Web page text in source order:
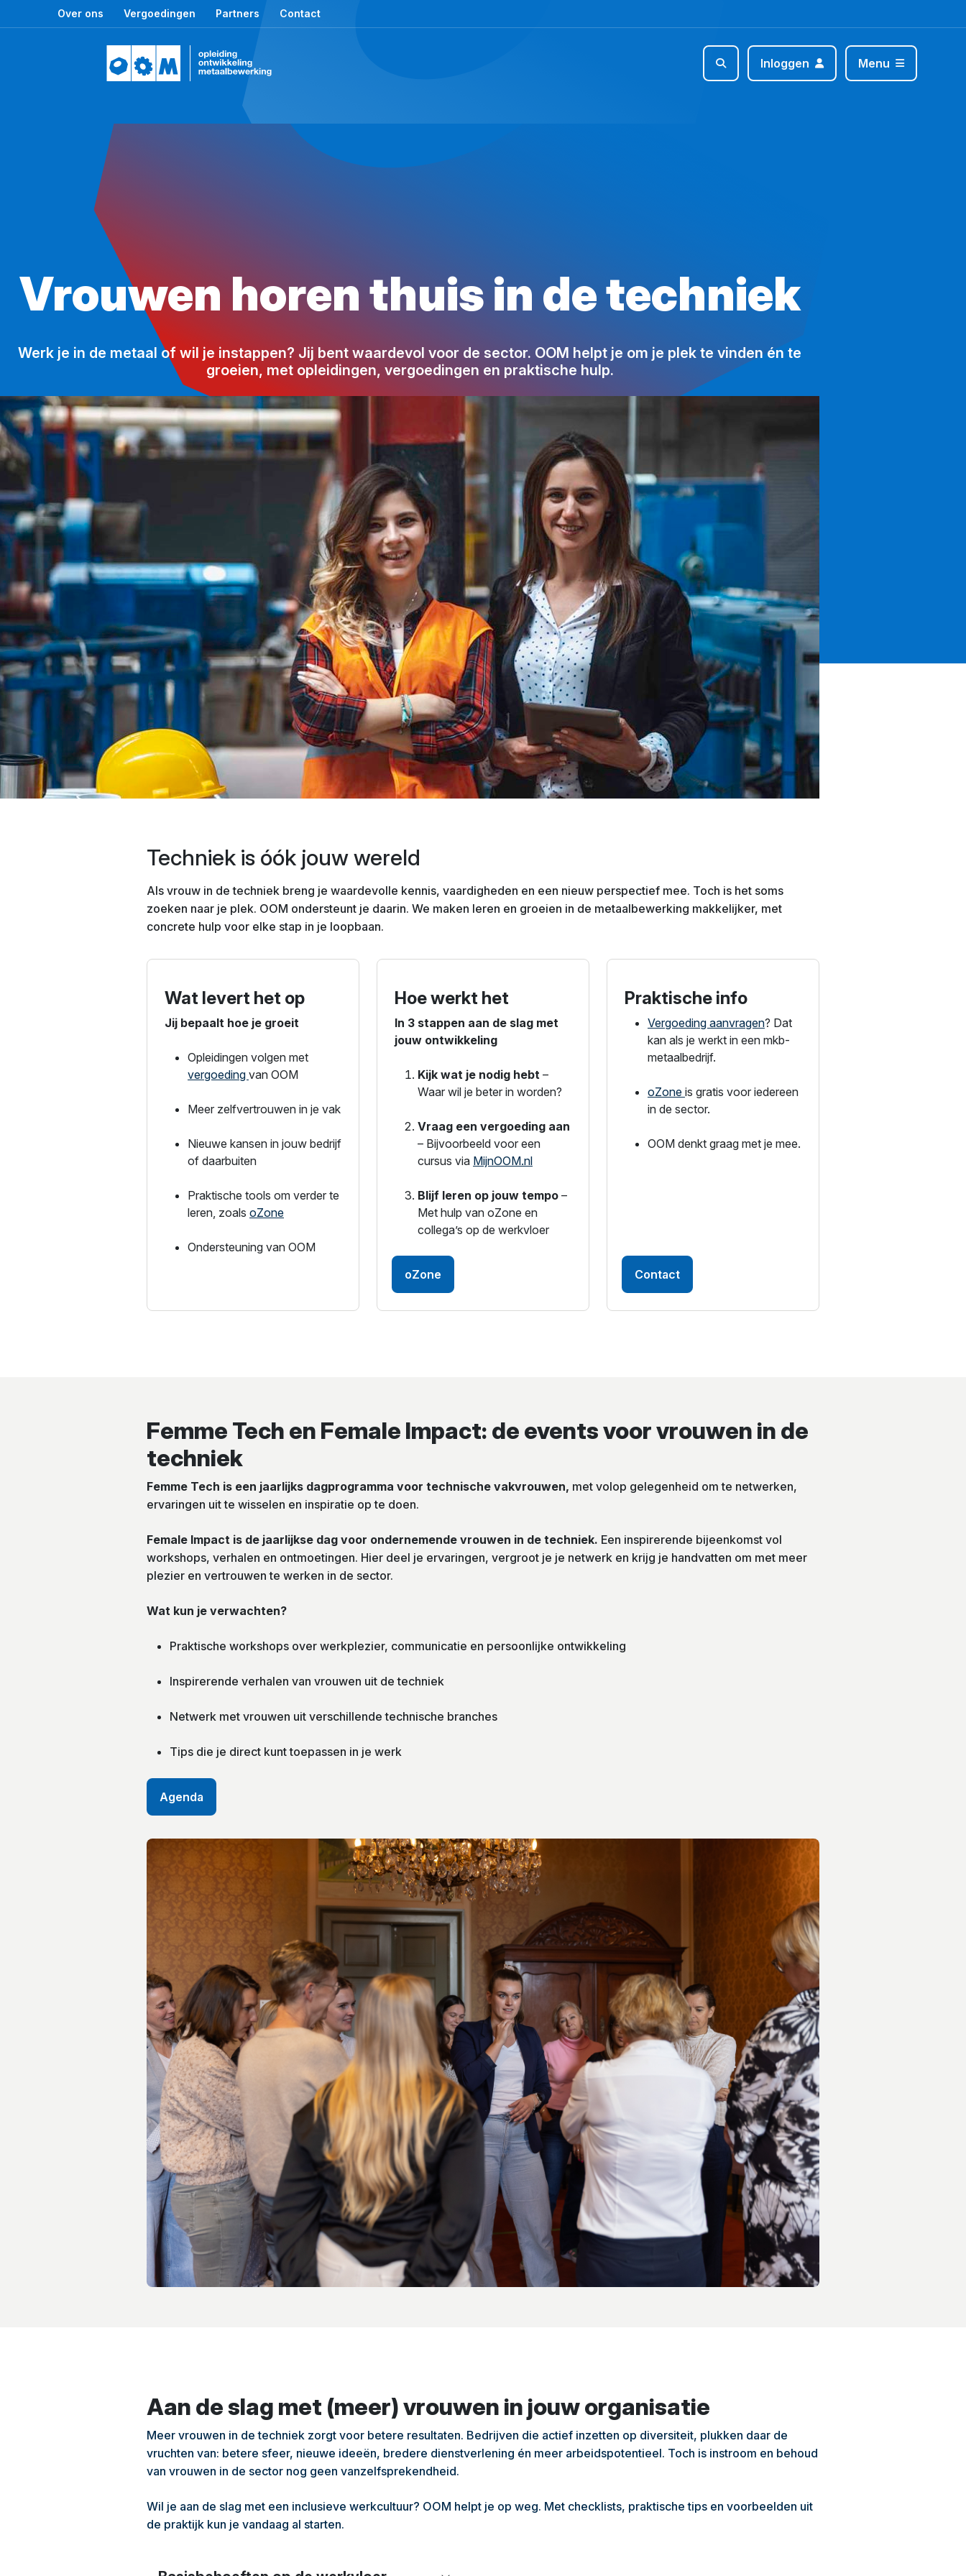
Over ons Vergoedingen Partners Contact
Inloggen Menu
Vrouwen horen thuis in de techniek
Werk je in de metaal of wil je instappen? Jij bent waardevol voor de sector. OOM helpt je om je plek te vinden én te
groeien, met opleidingen, vergoedingen en praktische hulp.
Techniek is óók jouw wereld
Als vrouw in de techniek breng je waardevolle kennis, vaardigheden en een nieuw perspectief mee. Toch is het soms
zoeken naar je plek. OOM ondersteunt je daarin. We maken leren en groeien in de metaalbewerking makkelijker, met
concrete hulp voor elke stap in je loopbaan.
Wat levert het op
Jij bepaalt hoe je groeit
Opleidingen volgen met
vergoeding van OOM
Meer zelfvertrouwen in je vak
Nieuwe kansen in jouw bedrijf
of daarbuiten
Praktische tools om verder te
leren, zoals oZone
Ondersteuning van OOM
Hoe werkt het
In 3 stappen aan de slag met
jouw ontwikkeling
Kijk wat je nodig hebt–
Waar wil je beter in worden?
Vraag een vergoeding aan
– Bijvoorbeeld voor een
cursus via MijnOOM.nl
Blijf leren op jouw tempo–
Met hulp van oZone en
collega’s op de werkvloer
oZone
Praktische info
Vergoeding aanvragen? Dat
kan als je werkt in een mkb-
metaalbedrijf.
oZone is gratis voor iedereen
in de sector.
OOM denkt graag met je mee.
Contact
Femme Tech en Female Impact: de events voor vrouwen in de
techniek
Femme Tech is een jaarlijks dagprogramma voor technische vakvrouwen, met volop gelegenheid om te netwerken,
ervaringen uit te wisselen en inspiratie op te doen.
Female Impact is de jaarlijkse dag voor ondernemende vrouwen in de techniek. Een inspirerende bijeenkomst vol
workshops, verhalen en ontmoetingen. Hier deel je ervaringen, vergroot je je netwerk en krijg je handvatten om met meer
plezier en vertrouwen te werken in de sector.
Wat kun je verwachten?
Praktische workshops over werkplezier, communicatie en persoonlijke ontwikkeling
Inspirerende verhalen van vrouwen uit de techniek
Netwerk met vrouwen uit verschillende technische branches
Tips die je direct kunt toepassen in je werk
Agenda
Aan de slag met (meer) vrouwen in jouw organisatie
Meer vrouwen in de techniek zorgt voor betere resultaten. Bedrijven die actief inzetten op diversiteit, plukken daar de
vruchten van: betere sfeer, nieuwe ideeën, bredere dienstverlening én meer arbeidspotentieel. Toch is instroom en behoud
van vrouwen in de sector nog geen vanzelfsprekendheid.
Wil je aan de slag met een inclusieve werkcultuur? OOM helpt je op weg. Met checklists, praktische tips en voorbeelden uit
de praktijk kun je vandaag al starten.